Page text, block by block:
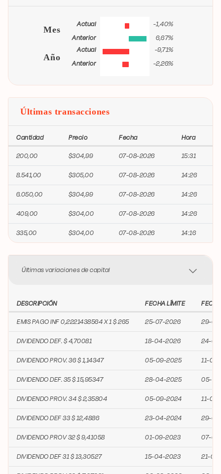
Mes
Año
Actual
Anterior
Actual
Anterior
-1,40%
6,67%
-9,71%
-2,26%
Últimas transacciones
Cantidad Precio Fecha Hora
200,00 $304,99 07-08-2026 15:31
8.541,00 $305,00 07-08-2026 14:26
6.050,00 $304,99 07-08-2026 14:26
409,00 $304,00 07-08-2026 14:26
335,00 $304,00 07-08-2026 14:16
Últimas variaciones de capital
DESCRIPCIÓN FECHA LÍMITE
EMIS PAGO INF 0,2221438564 X 1 $ 265 25-07-2026 29-
DIVIDENDO DEF. $ 4,70081 18-04-2026 24-
DIVIDENDO PROV. 36 $ 1,14347 05-09-2025 11-
DIVIDENDO DEF. 35 $ 15,95347 28-04-2025 05-
DIVIDENDO PROV. 34 $ 2,35804 05-09-2024 11-
DIVIDENDO DEF 33 $ 12,4886 23-04-2024 29-
DIVIDENDO PROV 32 $ 9,41058 01-09-2023 07-
DIVIDENDO DEF 31 $ 13,30527 15-04-2023 21-